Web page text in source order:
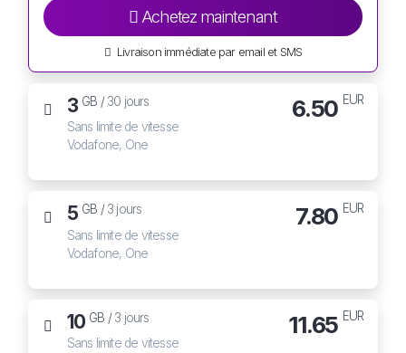
Achetez maintenant
Livraison immédiate par email et SMS
3 GB /30 jours
Sans limite de vitesse
Vodafone, One
6.50 EUR
5 GB /3 jours
Sans limite de vitesse
Vodafone, One
7.80 EUR
10 GB /3 jours
Sans limite de vitesse
11.65 EUR